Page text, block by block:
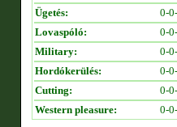
Ügetés:
0-
Lovaspóló:
0-
Military:
0-
Hordókerülés:
0-
Cutting:
0-
Western pleasure:
0-